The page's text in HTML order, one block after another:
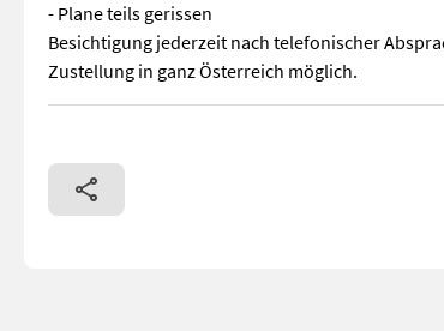
- Plane teils gerissen
Besichtigung jederzeit nach telefonischer
Zustellung in ganz Österreich möglich.
Sofort Verfügbar! Vogel & Noot BCS 404 -